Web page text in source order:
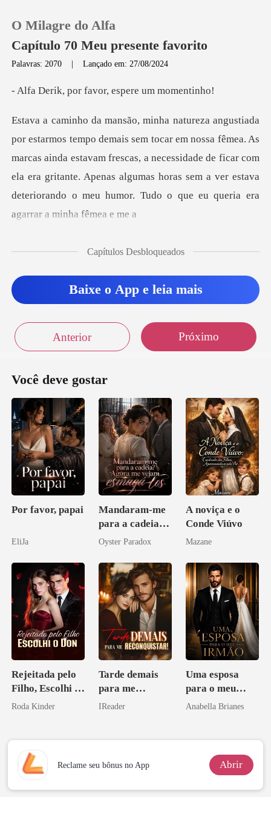
Loja
Histórico
Sair
O Milagre do Alfa
Capítulo 70 Meu presente favorito
Palavras: 2070 |Lançado em: 27/08/2024
or favor, esper
êmea. As
marcas ainda estavam frescas, a necessidade de ficar com
ela era gritante. Apenas algumas h
Capítulos Desbloqueados
Baixe o App e leia mais
Anterior Próximo
Você deve gostar
Por favor, papai
EliJa
Mandaram-me
para a cadeia?
Agora me
los
Oyster Paradox
A noviça e o
Conde Viúvo
Mazane
Rejeitada pelo
Filho, Escolhi o
Don
Roda Kinder
Tarde demais
para me
reconquistar!
IReader
Uma esposa
para o meu
irmão
Anabella Brianes
Reclame seu bônus no App Abrir